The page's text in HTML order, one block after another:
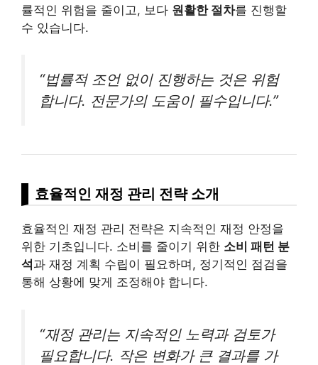
률적인 위험을 줄이고, 보다 원활한 절차를 진행할
수 있습니다.
“법률적 조언 없이 진행하는 것은 위험
합니다. 전문가의 도움이 필수입니다.”
효율적인 재정 관리 전략 소개
효율적인 재정 관리 전략은 지속적인 재정 안정을
위한 기초입니다. 소비를 줄이기 위한 소비 패턴 분
석 과 재정 계획 수립이 필요하며, 정기적인 점검을
통해 상황에 맞게 조정해야 합니다.
“재정 관리는 지속적인 노력과 검토가
필요합니다. 작은 변화가 큰 결과를 가